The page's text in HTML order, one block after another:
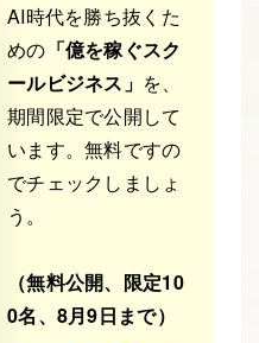
AI時代を勝ち抜くた
めの 「億を稼ぐスク
ールビジネス」 を、
期間限定で公開して
います。無料ですの
でチェックしましょ
う。
（無料公開、限定10
0名、8月9日まで）